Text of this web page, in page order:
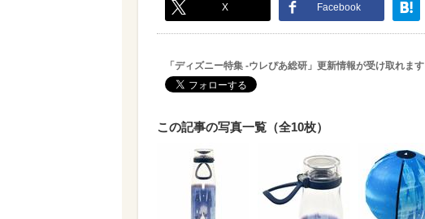
X Facebook
「ディズニー特集 -ウレぴあ総研」更新情報が受け取れます
この記事の写真一覧（全10枚）